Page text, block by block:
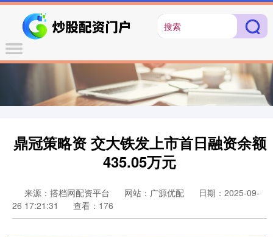
鼎冠策略资 交大铁发上市首日融资余额
435.05万元
来源：搭档网配资平台 网站：广源优配
日期：2025-09-
26 17:21:31
查看：176